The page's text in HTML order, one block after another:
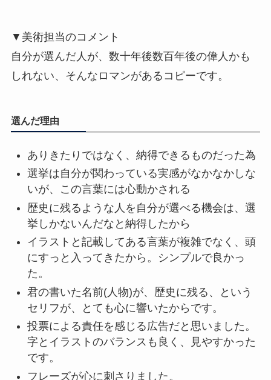
▼美術担当のコメント
自分が選んだ人が、数十年後数百年後の偉人かも
しれない、そんなロマンがあるコピーです。
選んだ理由
ありきたりではなく、納得できるものだった為
選挙は自分が関わっている実感がなかなかしな
いが、この言葉には心動かされる
歴史に残るような人を自分が選べる機会は、選
挙しかないんだなと納得したから
イラストと記載してある言葉が複雑でなく、頭
にすっと入ってきたから。シンプルで良かっ
た。
君の書いた名前(人物)が、歴史に残る、という
セリフが、とても心に響いたからです。
投票による責任を感じる広告だと思いました。
字とイラストのバランスも良く、見やすかった
です。
フレーズが心に刺さりました。